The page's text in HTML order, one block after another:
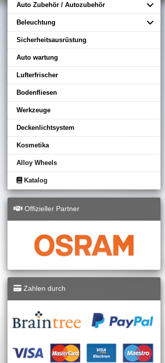
Auto Zubehör / Autozubehör
Beleuchtung
Sicherheitsausrüstung
Auto wartung
Lufterfrischer
Bodenfliesen
Werkzeuge
Deckenlichtsystem
Kosmetika
Alloy Wheels
Katalog
Offizieller Partner
Zahlen durch